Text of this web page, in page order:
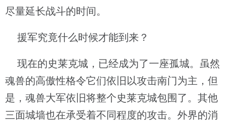
尽量延长战斗的时间。
援军究竟什么时候才能到来？
现在的史莱克城，已经成为了一座孤城。虽然
魂兽的高傲性格令它们依旧以攻击南门为主，但
是，魂兽大军依旧将整个史莱克城包围了。其他
三面城墙也在承受着不同程度的攻击。外界的消